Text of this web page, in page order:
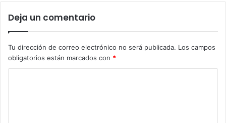
Deja un comentario
Tu dirección de correo electrónico no será publicada. Los campos
obligatorios están marcados con *